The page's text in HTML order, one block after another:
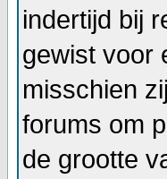
indertijd bij
gewist voor
misschien
forums om
de grootte